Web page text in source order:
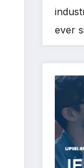
ever